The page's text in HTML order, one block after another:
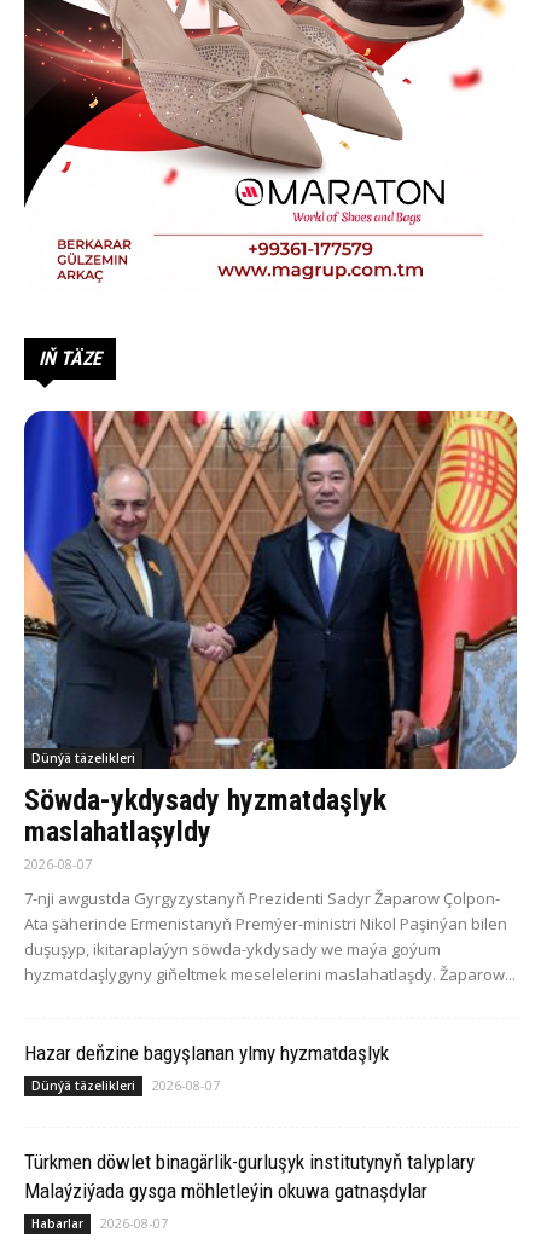
IŇ TÄZE
Dünýä täzelikleri
Söwda-ykdysady hyzmatdaşlyk
maslahatlaşyldy
2026-08-07
7-nji awgustda Gyrgyzystanyň Prezidenti Sadyr Žaparow Çolpon-
Ata şäherinde Ermenistanyň Premýer-ministri Nikol Paşinýan bilen
duşuşyp, ikitaraplaýyn söwda-ykdysady we maýa goýum
hyzmatdaşlygyny giňeltmek meselelerini maslahatlaşdy. Žaparow...
Hazar deňzine bagyşlanan ylmy hyzmatdaşlyk
Dünýä täzelikleri 2026-08-07
Türkmen döwlet binagärlik-gurluşyk institutynyň talyplary
Malaýziýada gysga möhletleýin okuwa gatnaşdylar
Habarlar 2026-08-07